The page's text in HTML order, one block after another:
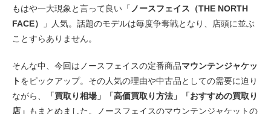
もはや一大現象と言って良い「 ノースフェイス（THE NORTH
FACE）
」人気。話題のモデルは毎度争奪戦となり、店頭に並ぶ
ことすらありません。
そんな中、今回はノースフェイスの定番商品マウンテンジャケッ
トをピックアップ。その人気の理由や中古品としての需要に迫り
ながら、
「買取り相場」「高価買取り方法」「おすすめの買取り
店」 もまとめました。ノースフェイスのマウンテンジャケットの